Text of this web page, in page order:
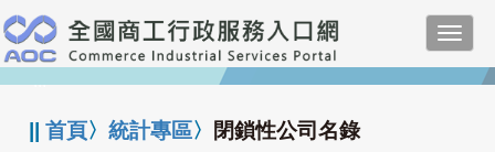
跳
到
主
要
:::
||首頁〉統計專區〉 閉鎖性公司名錄